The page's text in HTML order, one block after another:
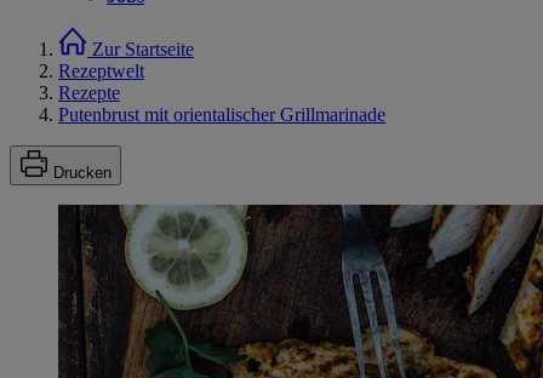
Zur Startseite
Rezeptwelt
Rezepte
Putenbrust mit orientalischer Grillmarinade
Drucken